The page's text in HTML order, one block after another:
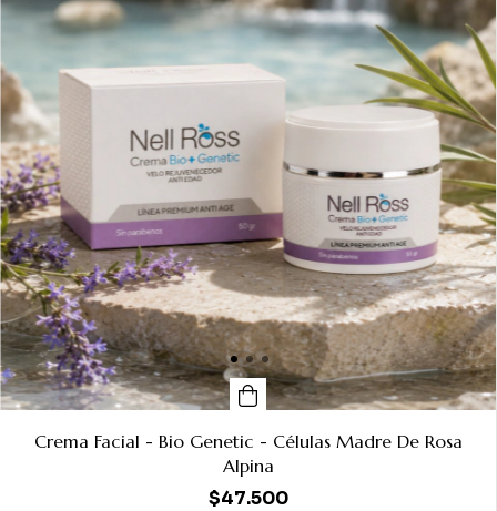
Crema Facial - Bio Genetic - Células Madre De Rosa
Alpina
$47.500